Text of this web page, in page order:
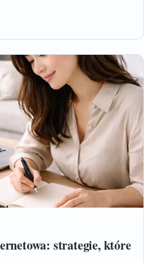
strategie, które